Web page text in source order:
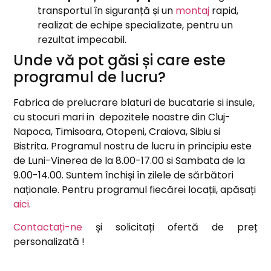
transportul în siguranță și un montaj rapid,
realizat de echipe specializate, pentru un
rezultat impecabil.
Unde vă pot găsi și care este
programul de lucru?
Fabrica de prelucrare blaturi de bucatarie si insule,
cu stocuri mari in depozitele noastre din Cluj-
Napoca, Timisoara, Otopeni, Craiova, Sibiu si
Bistrita. Programul nostru de lucru in principiu este
de Luni-Vinerea de la 8.00-17.00 si Sambata de la
9.00-14.00. Suntem închiși în zilele de sărbători
naționale. Pentru programul fiecărei locații, apăsați
aici.
Contactați-ne și solicitați ofertă de preț
personalizată !